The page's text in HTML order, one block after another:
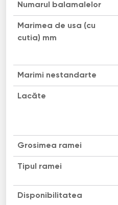
Numarul balamalelor
Marimea de usa (cu
cutia) mm
Marimi nestandarte
Lacăte
Grosimea ramei
Tipul ramei
Disponibilitatea